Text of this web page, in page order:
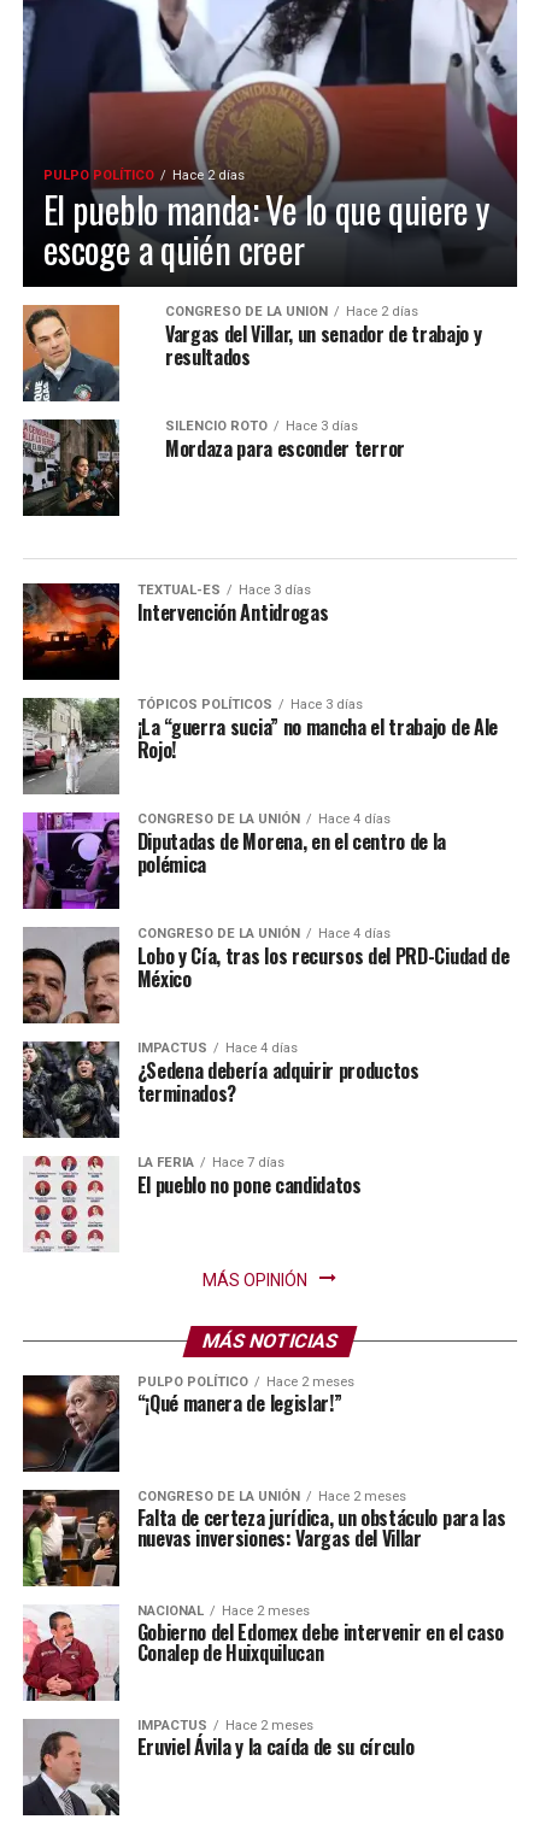
PULPO POLÍTICO Hace 2 días
El pueblo manda: Ve lo que quiere y
escoge a quién creer
CONGRESO DE LA UNIÓN Hace 2 días
Vargas del Villar, un senador de trabajo y
resultados
SILENCIO ROTO Hace 3 días
Mordaza para esconder terror
TEXTUAL-ES Hace 3 días
Intervención Antidrogas
TÓPICOS POLÍTICOS Hace 3 días
¡La “guerra sucia” no mancha el trabajo de Ale
Rojo!
CONGRESO DE LA UNIÓN Hace 4 días
Diputadas de Morena, en el centro de la
polémica
CONGRESO DE LA UNIÓN Hace 4 días
Lobo y Cía, tras los recursos del PRD-Ciudad de
México
IMPACTUS Hace 4 días
¿Sedena debería adquirir productos
terminados?
LA FERIA Hace 7 días
El pueblo no pone candidatos
MÁS OPINIÓN
MÁS NOTICIAS
PULPO POLÍTICO Hace 2 meses
“¡Qué manera de legislar!”
CONGRESO DE LA UNIÓN Hace 2 meses
Falta de certeza jurídica, un obstáculo para las
nuevas inversiones: Vargas del Villar
NACIONAL Hace 2 meses
Gobierno del Edomex debe intervenir en el caso
Conalep de Huixquilucan
IMPACTUS Hace 2 meses
Eruviel Ávila y la caída de su círculo